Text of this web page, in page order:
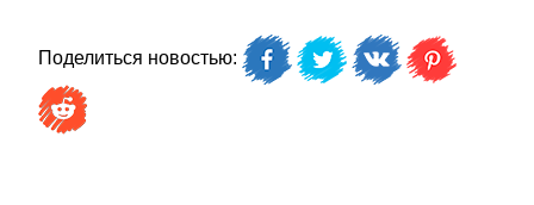
Поделиться новостью: